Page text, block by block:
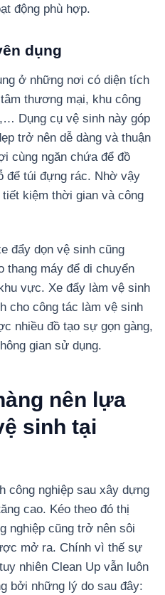
động phù hợp.
dụng
ở những nơi có diện tích
thương mại, khu công
Dụng cụ vệ sinh này góp
trở nên dễ dàng và thuận
cùng ngăn chứa để đồ
để túi đựng rác. Nhờ vậy
kiệm thời gian và công
đẩy dọn vệ sinh cũng
thang máy để di chuyển
vực. Xe đẩy làm vệ sinh
cho công tác làm vệ sinh
nhiều đồ tạo sự gọn gàng,
gian sử dụng.
nên lựa
sinh tại
công nghiệp sau xây dựng
cao. Kéo theo đó thị
nghiệp cũng trở nên sôi
mở ra. Chính vì thế sự
nhiên Clean Up vẫn luôn
bởi những lý do sau đây: